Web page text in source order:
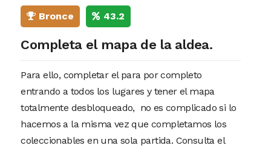
Bronce 43.2
Completa el mapa de la aldea.
Para ello, completar el para por completo
entrando a todos los lugares y tener el mapa
totalmente desbloqueado, no es complicado si lo
hacemos a la misma vez que completamos los
coleccionables en una sola partida. Consulta el